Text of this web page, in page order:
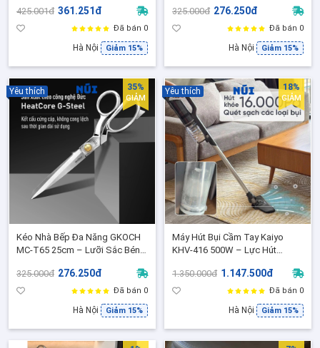
Dụng Size 20.5-21cm
425.001đ 361.251đ
Đã bán 0
Hà Nội Giảm 15%
Êm Tay, MC-093
325.000đ 276.250đ
Đã bán 0
Hà Nội Giảm 15%
Kéo Nhà Bếp Đa Năng GKOCH
MC-T65 25cm – Lưỡi Sắc Bén,
325.000đ 276.250đ
Đã bán 0
Hà Nội Giảm 15%
Yêu thích 35%
GIẢM
Máy Hút Bụi Cầm Tay Kaiyo
KHV-416 500W – Lực Hút
Mịn, Dây Dài 4.2m, Bảo Hành 2
Năm
1.350.000đ 1.147.500đ
Đã bán 0
Hà Nội Giảm 15%
Yêu thích 18%
GIẢM